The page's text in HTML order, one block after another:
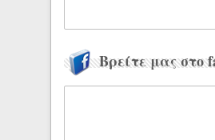
Βρείτε μας στο